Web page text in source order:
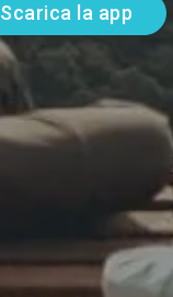
Scarica la app